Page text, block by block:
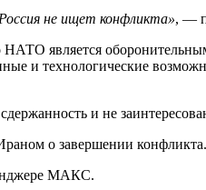
не ищет конфликта», —
является
и технологические
и не
о завершении конфликта.
МАКС.